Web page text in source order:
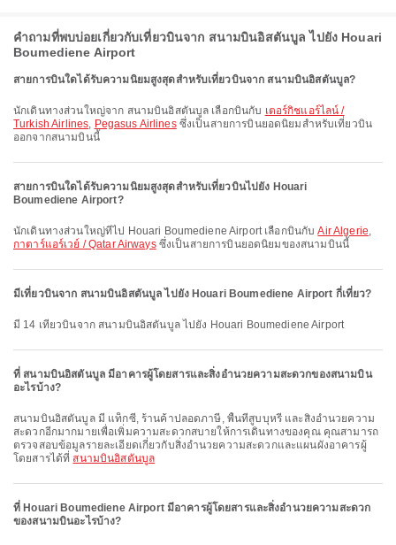
คำถามที่พบบ่อยเกี่ยวกับเที่ยวบินจาก สนามบินอิสตันบูล ไปยัง Houari
Boumediene Airport
สายการบินใดได้รับความนิยมสูงสุดสำหรับเที่ยวบินจาก สนามบินอิสตันบูล?
นักเดินทางส่วนใหญ่จาก สนามบินอิสตันบูล เลือกบินกับ เตอร์กิชแอร์ไลน์ /
Turkish Airlines, Pegasus Airlinesซึ่งเป็นสายการบินยอดนิยมสำหรับเที่ยวบิน
ออกจากสนามบินนี้
สายการบินใดได้รับความนิยมสูงสุดสำหรับเที่ยวบินไปยัง Houari
Boumediene Airport?
นักเดินทางส่วนใหญ่ที่ไป Houari Boumediene Airport เลือกบินกับAir Algerie,
กาตาร์แอร์เวย์ / Qatar Airwaysซึ่งเป็นสายการบินยอดนิยมของสนามบินนี้
มีเที่ยวบินจาก สนามบินอิสตันบูล ไปยัง Houari Boumediene Airport กี่เที่ยว?
มี 14 เที่ยวบินจาก สนามบินอิสตันบูล ไปยัง Houari Boumediene Airport
ที่ สนามบินอิสตันบูล มีอาคารผู้โดยสารและสิ่งอำนวยความสะดวกของสนามบิน
อะไรบ้าง?
สนามบินอิสตันบูล มี แท็กซี่, ร้านค้าปลอดภาษี, พื้นที่สูบบุหรี่ และสิ่งอำนวยความ
สะดวกอีกมากมายเพื่อเพิ่มความสะดวกสบายให้การเดินทางของคุณ คุณสามารถ
ตรวจสอบข้อมูลรายละเอียดเกี่ยวกับสิ่งอำนวยความสะดวกและแผนผังอาคารผู้
โดยสารได้ที่สนามบินอิสตันบูล
ที่ Houari Boumediene Airport มีอาคารผู้โดยสารและสิ่งอำนวยความสะดวก
ของสนามบินอะไรบ้าง?